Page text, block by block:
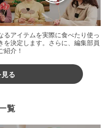
アイテムを実際に食べたり使っ
決定します。さらに、編集部員
介！
る
覧